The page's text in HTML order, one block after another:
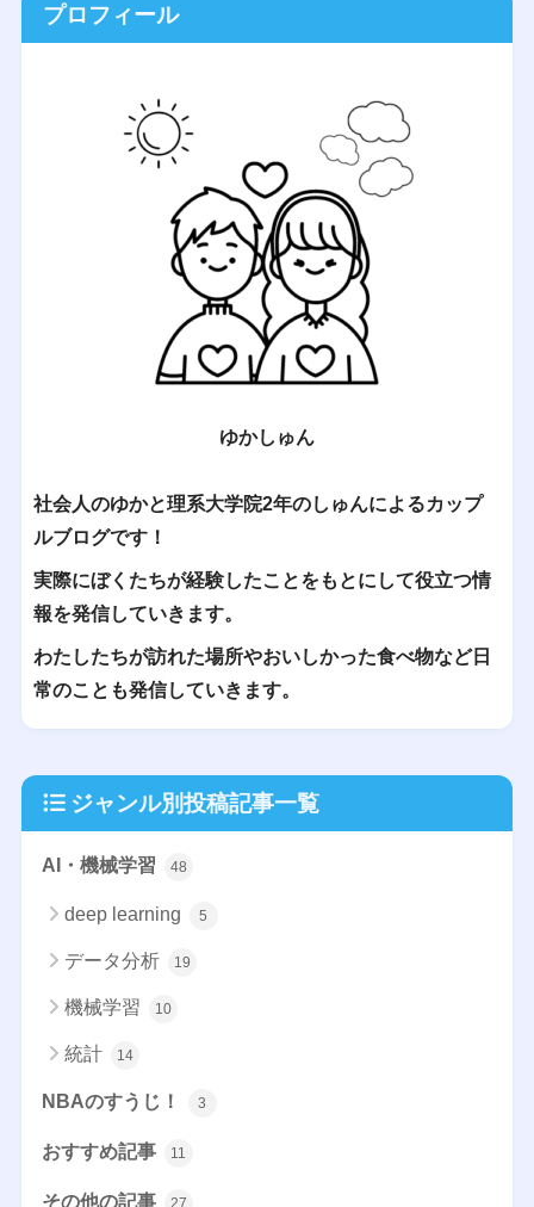
プロフィール
ゆかしゅん
社会人のゆかと理系大学院2年のしゅんによるカップ
ルブログです！
実際にぼくたちが経験したことをもとにして役立つ情
報を発信していきます。
わたしたちが訪れた場所やおいしかった食べ物など日
常のことも発信していきます。
ジャンル別投稿記事一覧
AI・機械学習 48
deep learning 5
データ分析 19
機械学習 10
統計 14
NBAのすうじ！ 3
おすすめ記事 11
その他の記事 27